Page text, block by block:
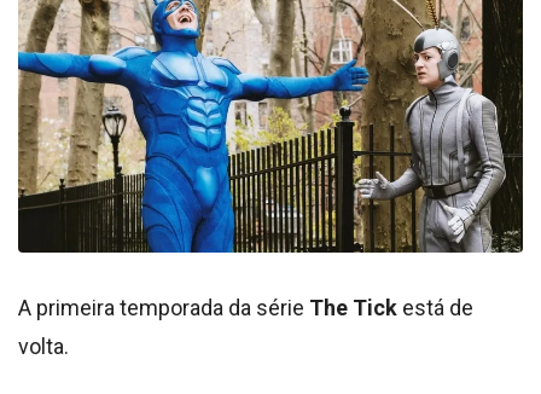
A primeira temporada da série The Tick está de
volta.